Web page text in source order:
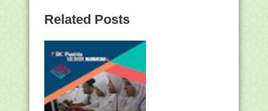
Related Posts